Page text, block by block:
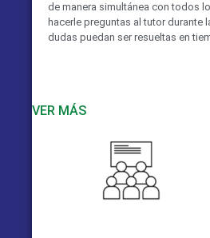
de manera simultánea con todos
hacerle preguntas al tutor durante
dudas puedan ser resueltas en
VER MÁS